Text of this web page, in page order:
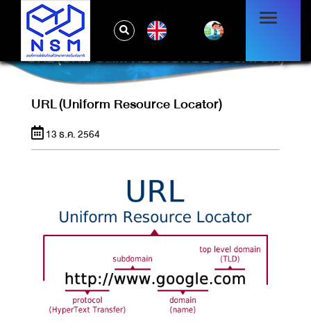
URL (UNIFORM RESOURCE LOCATOR)
URL (Uniform Resource Locator)
13 ธ.ค. 2564